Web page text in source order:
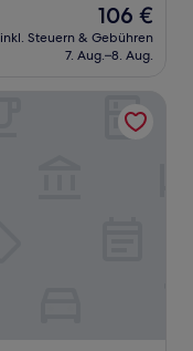
Der
Preis
beträgt
106 €
inkl. Steuern & Gebühren
7. Aug.–8. Aug.